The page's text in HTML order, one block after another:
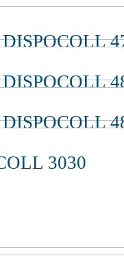
отсутствие
прочная,
прочный,
прочный,
3030